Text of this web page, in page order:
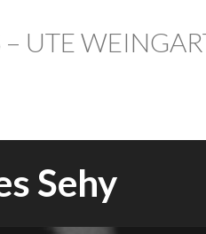
UTE
Sehy